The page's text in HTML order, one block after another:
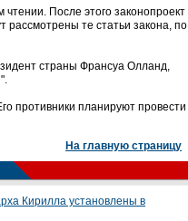
После этого законопроект
рассмотрены те статьи закона, по
страны Франсуа Олланд,
противники планируют провести
На главную страницу
Кирилла установлены в